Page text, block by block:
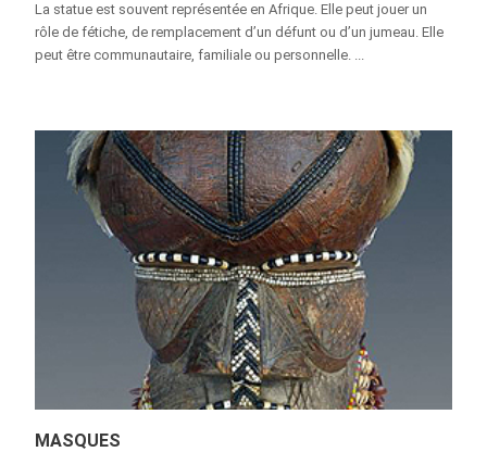
La statue est souvent représentée en Afrique. Elle peut jouer un
rôle de fétiche, de remplacement d’un défunt ou d’un jumeau. Elle
peut être communautaire, familiale ou personnelle. ...
MASQUES